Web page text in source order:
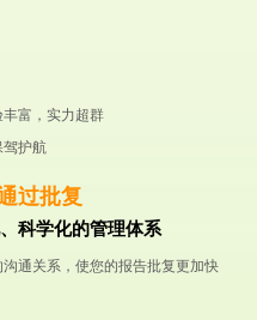
富，实力超群
驾护航
过批复
科学化的管理体系
通关系，使您的报告批复更加快